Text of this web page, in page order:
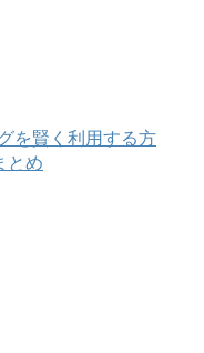
を賢く利用する方
とめ